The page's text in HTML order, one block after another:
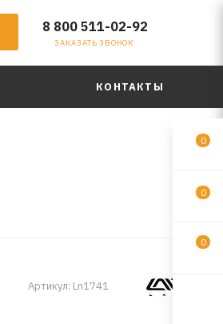
8 800 511-02-92
ЗАКАЗАТЬ ЗВОНОК
КОНТАКТЫ
Артикул: Ln1741
0
0
0